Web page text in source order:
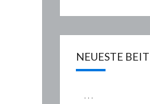
NEUESTE
…